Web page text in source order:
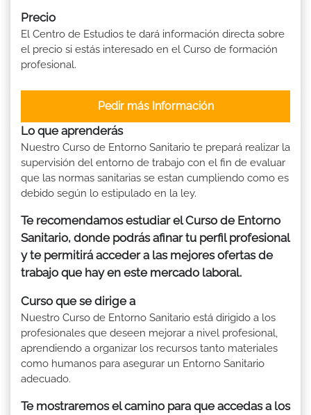
Precio
El Centro de Estudios te dará información directa sobre
el precio si estás interesado en el Curso de formación
profesional.
Pedir más Información
Lo que aprenderás
Nuestro Curso de Entorno Sanitario te prepará realizar la
supervisión del entorno de trabajo con el fin de evaluar
que las normas sanitarias se estan cumpliendo como es
debido según lo estipulado en la ley.
Te recomendamos estudiar el Curso de Entorno
Sanitario, donde podrás afinar tu perfil profesional
y te permitirá acceder a las mejores ofertas de
trabajo que hay en este mercado laboral.
Curso que se dirige a
Nuestro Curso de Entorno Sanitario está dirigido a los
profesionales que deseen mejorar a nivel profesional,
aprendiendo a organizar los recursos tanto materiales
como humanos para asegurar un Entorno Sanitario
adecuado.
Te mostraremos el camino para que accedas a los